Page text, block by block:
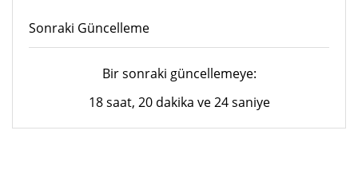
Sonraki Güncelleme
Bir sonraki güncellemeye:
18 saat, 20 dakika ve 24 saniye